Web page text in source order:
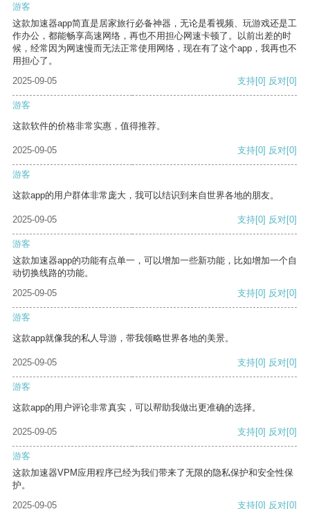
游客
这款加速器app简直是居家旅行必备神器，无论是看视频、玩游戏还是工
作办公，都能畅享高速网络，再也不用担心网速卡顿了。以前出差的时
候，经常因为网速慢而无法正常使用网络，现在有了这个app，我再也不
用担心了。
2025-09-05
支持[0] 反对[0]
游客
这款软件的价格非常实惠，值得推荐。
2025-09-05 支持[0] 反对[0]
游客
这款app的用户群体非常庞大，我可以结识到来自世界各地的朋友。
2025-09-05 支持[0] 反对[0]
游客
这款加速器app的功能有点单一，可以增加一些新功能，比如增加一个自
动切换线路的功能。
2025-09-05
支持[0] 反对[0]
游客
这款app就像我的私人导游，带我领略世界各地的美景。
2025-09-05 支持[0] 反对[0]
游客
这款app的用户评论非常真实，可以帮助我做出更准确的选择。
2025-09-05 支持[0] 反对[0]
游客
这款加速器VPM应用程序已经为我们带来了无限的隐私保护和安全性保
护。
2025-09-05
支持[0] 反对[0]